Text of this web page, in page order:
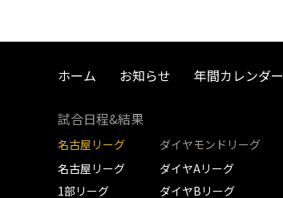
ホーム お知らせ 年間カレンダー
試合日程&結果
名古屋リーグ
名古屋リーグ
1部リーグ
ダイヤモンドリーグ
ダイヤAリーグ
ダイヤBリーグ